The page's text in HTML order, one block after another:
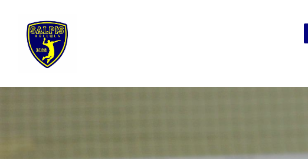
sisältöön
Sivuston etusivulle